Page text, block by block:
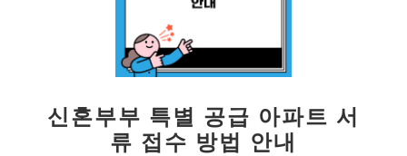
신혼부부 특별 공급 아파트 서
류 접수 방법 안내